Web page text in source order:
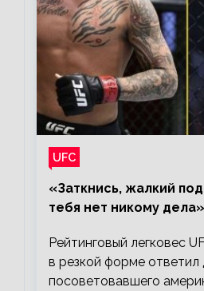
UFC
«Заткнись, жалкий
тебя нет никому
Рейтинговый легковес
в резкой форме ответил
посоветовавшего